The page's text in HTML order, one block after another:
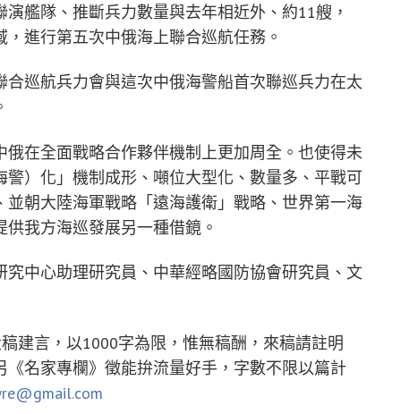
艦隊、推斷兵力數量與去年相近外、約11艘，
進行第五次中俄海上聯合巡航任務。
巡航兵力會與這次中俄海警船首次聯巡兵力在太
在全面戰略合作夥伴機制上更加周全。也使得未
）化」機制成形、噸位大型化、數量多、平戰可
朝大陸海軍戰略「遠海護衛」戰略、世界第一海
我方海巡發展另一種借鏡。
中心助理研究員、中華經略國防協會研究員、文
建言，以1000字為限，惟無稿酬，來稿請註明
名家專欄》徵能拚流量好手，字數不限以篇計